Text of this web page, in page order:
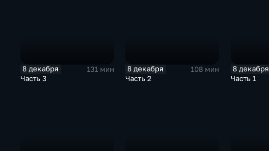
8 декабря
131 мин
Часть 3
8 декабря
108 мин
Часть 2
8 декабря
Часть 1